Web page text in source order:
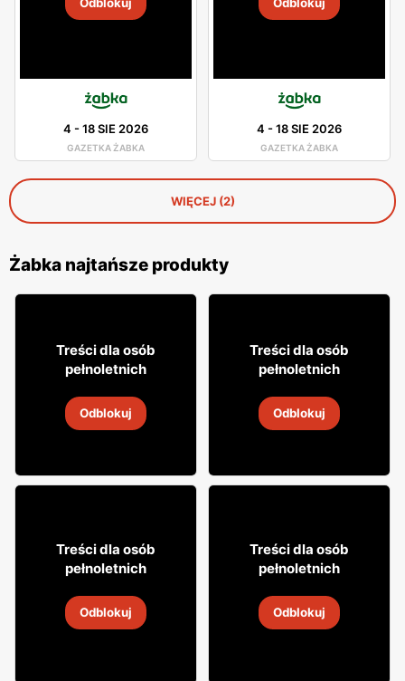
4 -18 SIE 2026
GAZETKA ŻABKA
4 -18 SIE 2026
GAZETKA ŻABKA
WIĘCEJ (2)
Żabka najtańsze produkty
7 99
18 sie 2026
Treści dla osób
pełnoletnich
Odblokuj
1699
18 sie 2026
Treści dla osób
pełnoletnich
Odblokuj
49
Napój alkoholowy Soplica
18 sie 2026
Treści dla osób
pełnoletnich
Odblokuj
3199
Napój alkoholowy Soplica
18 sie 2026
Treści dla osób
pełnoletnich
Odblokuj